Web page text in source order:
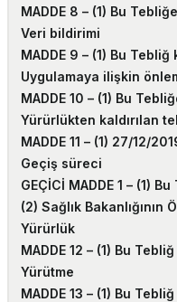
MADDE 8 – (1) Bu
Veri bildirimi
MADDE 9 – (1) Bu
Uygulamaya ilişkin
MADDE 10 – (1) Bu
Yürürlükten kaldırılan
MADDE 11 – (1) 27/12/
Geçiş süreci
GEÇİCİ MADDE 1 – (1)
(2) Sağlık
Yürürlük
MADDE 12 – (1) Bu
Yürütme
MADDE 13 – (1) Bu